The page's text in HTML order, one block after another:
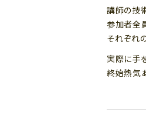
講師の技
参加者全
それぞれ
実際に手
終始熱気